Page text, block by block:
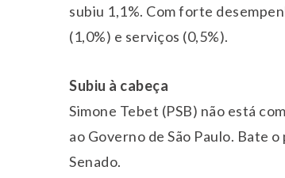
subiu 1,1%. Com forte
(1,0%) e serviços (0,5%).
Subiu à cabeça
Simone Tebet (PSB) não está
ao Governo de São Paulo. Bate
Senado.